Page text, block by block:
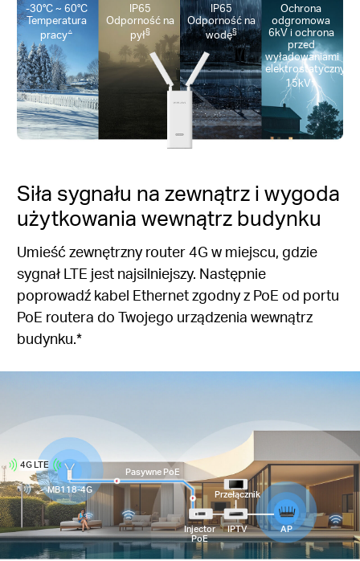
-30°C ~ 60°C
Temperatura
pracy△
IP65
Odporność na
pył§
IP65
Odporność na
wodę§
Ochrona
odgromowa
6kV i ochrona
przed
wyładowaniami
elektrostatycznymi
15kV△
Siła sygnału na zewnątrz i wygoda
użytkowania wewnątrz budynku
Umieść zewnętrzny router 4G w miejscu, gdzie
sygnał LTE jest najsilniejszy. Następnie
poprowadź kabel Ethernet zgodny z PoE od portu
PoE routera do Twojego urządzenia wewnątrz
budynku.*
4G LTE
MB118-4G
Pasywne PoE
Injector
PoE
IPTV
Przełącznik
AP